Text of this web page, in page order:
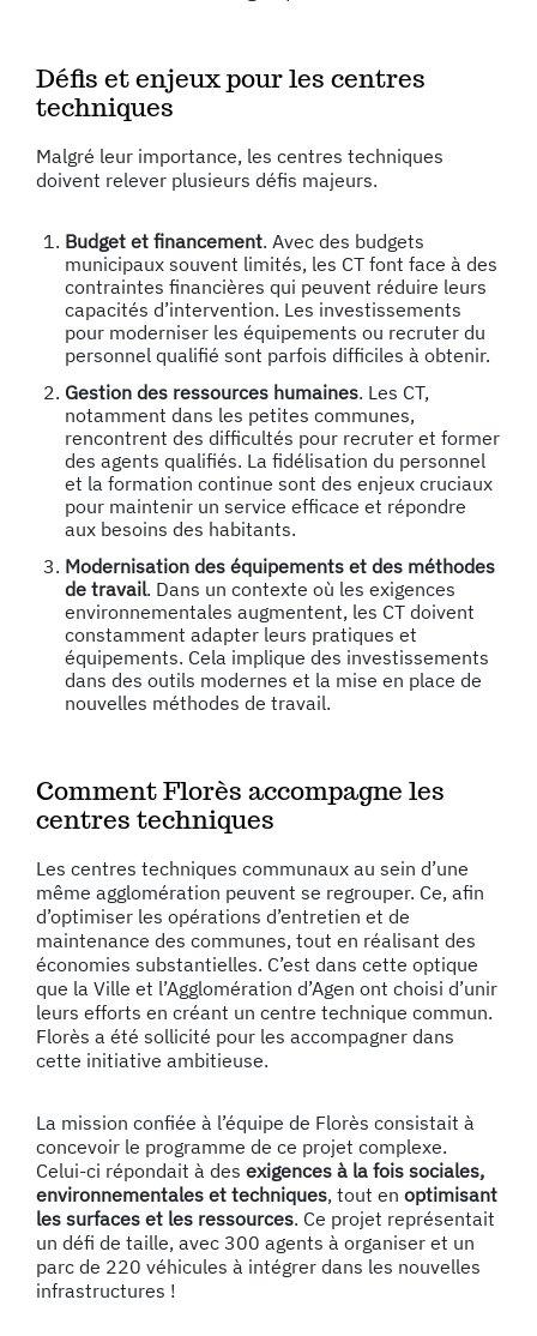
Défis et enjeux pour les centres
techniques
Malgré leur importance, les centres techniques
doivent relever plusieurs défis majeurs.
Budget et financement. Avec des budgets
municipaux souvent limités, les CT font face à des
contraintes financières qui peuvent réduire leurs
capacités d’intervention. Les investissements
pour moderniser les équipements ou recruter du
personnel qualifié sont parfois difficiles à obtenir.
Gestion des ressources humaines. Les CT,
notamment dans les petites communes,
rencontrent des difficultés pour recruter et former
des agents qualifiés. La fidélisation du personnel
et la formation continue sont des enjeux cruciaux
pour maintenir un service efficace et répondre
aux besoins des habitants.
Modernisation des équipements et des méthodes
de travail. Dans un contexte où les exigences
environnementales augmentent, les CT doivent
constamment adapter leurs pratiques et
équipements. Cela implique des investissements
dans des outils modernes et la mise en place de
nouvelles méthodes de travail.
Comment Florès accompagne les
centres techniques
Les centres techniques communaux au sein d’une
même agglomération peuvent se regrouper. Ce, afin
d’optimiser les opérations d’entretien et de
maintenance des communes, tout en réalisant des
économies substantielles. C’est dans cette optique
que la Ville et l’Agglomération d’Agen ont choisi d’unir
leurs efforts en créant un centre technique commun.
Florès a été sollicité pour les accompagner dans
cette initiative ambitieuse.
La mission confiée à l’équipe de Florès consistait à
concevoir le programme de ce projet complexe.
Celui-ci répondait à des exigences à la fois sociales,
environnementales et techniques, tout en optimisant
les surfaces et les ressources. Ce projet représentait
un défi de taille, avec 300 agents à organiser et un
parc de 220 véhicules à intégrer dans les nouvelles
infrastructures !